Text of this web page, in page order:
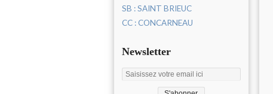
SB : SAINT BRIEUC
CC : CONCARNEAU
Newsletter